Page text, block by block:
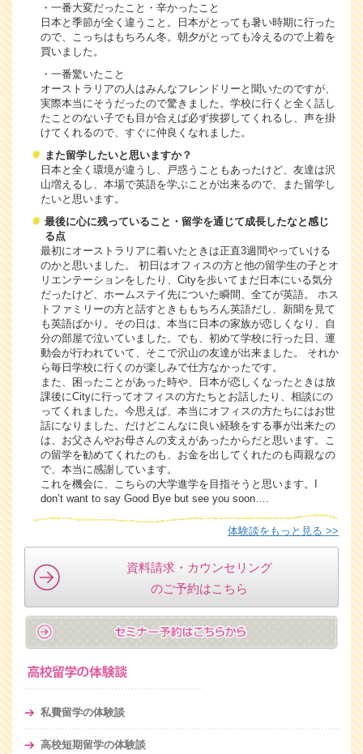
・一番大変だったこと・辛かったこと
日本と季節が全く違うこと。日本がとっても暑い時期に行った
ので、こっちはもちろん冬。朝夕がとっても冷えるので上着を
買いました。
・一番驚いたこと
オーストラリアの人はみんなフレンドリーと聞いたのですが、
実際本当にそうだったので驚きました。学校に行くと全く話し
たことのない子でも目が合えば必ず挨拶してくれるし、声を掛
けてくれるので、すぐに仲良くなれました。
また留学したいと思いますか？
日本と全く環境が違うし、戸惑うこともあったけど、友達は沢
山増えるし、本場で英語を学ぶことが出来るので、また留学し
たいと思います。
最後に心に残っていること・留学を通じて成長したなと感じ
る点
最初にオーストラリアに着いたときは正直3週間やっていける
のかと思いました。 初日はオフィスの方と他の留学生の子とオ
リエンテーションをしたり、Cityを歩いてまだ日本にいる気分
だったけど、ホームステイ先についた瞬間、全てが英語。 ホス
トファミリーの方と話すときももちろん英語だし、新聞を見て
も英語ばかり。その日は、本当に日本の家族が恋しくなり、自
分の部屋で泣いていました。でも、初めて学校に行った日、運
動会が行われていて、そこで沢山の友達が出来ました。 それか
ら毎日学校に行くのが楽しみで仕方なかったです。
また、困ったことがあった時や、日本が恋しくなったときは放
課後にCityに行ってオフィスの方たちとお話したり、相談にの
ってくれました。今思えば、本当にオフィスの方たちにはお世
話になりました。だけどこんなに良い経験をする事が出来たの
は、お父さんやお母さんの支えがあったからだと思います。こ
の留学を勧めてくれたのも、お金を出してくれたのも両親なの
で、本当に感謝しています。
これを機会に、こちらの大学進学を目指そうと思います。I
don’t want to say Good Bye but see you soon….
体験談をもっと見る >>
資料請求・カウンセリング
のご予約はこちら
私費留学の体験談
高校短期留学の体験談